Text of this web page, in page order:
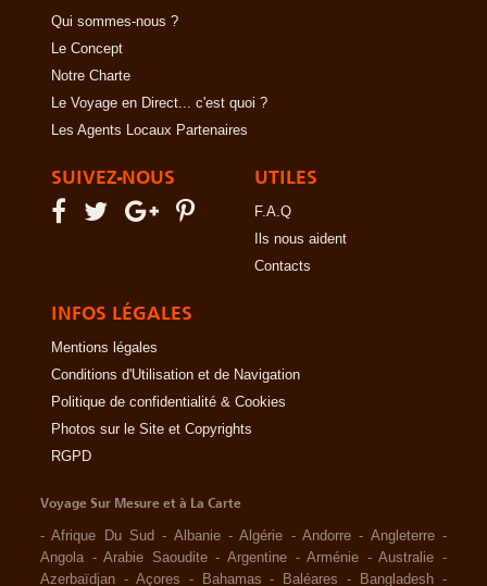
Qui sommes-nous ?
Le Concept
Notre Charte
Le Voyage en Direct... c'est quoi ?
Les Agents Locaux Partenaires
SUIVEZ-NOUS UTILES
F.A.Q
Ils nous aident
Contacts
INFOS LÉGALES
Mentions légales
Conditions d'Utilisation et de Navigation
Politique de confidentialité & Cookies
Photos sur le Site et Copyrights
RGPD
Voyage Sur Mesure et à La Carte
-Afrique Du Sud - Albanie -Algérie -Andorre - Angleterre -
Angola -Arabie Saoudite -Argentine -Arménie -Australie -
Azerbaïdjan - Açores - Bahamas - Baléares - Bangladesh -